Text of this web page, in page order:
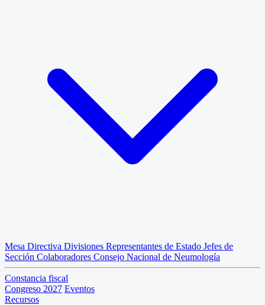
Mesa Directiva Divisiones Representantes de Estado Jefes de
Sección Colaboradores Consejo Nacional de Neumología
Constancia fiscal
Congreso 2027 Eventos
Recursos